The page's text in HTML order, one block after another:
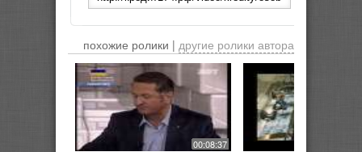
похожие ролики | другие ролики автора
00:08:37